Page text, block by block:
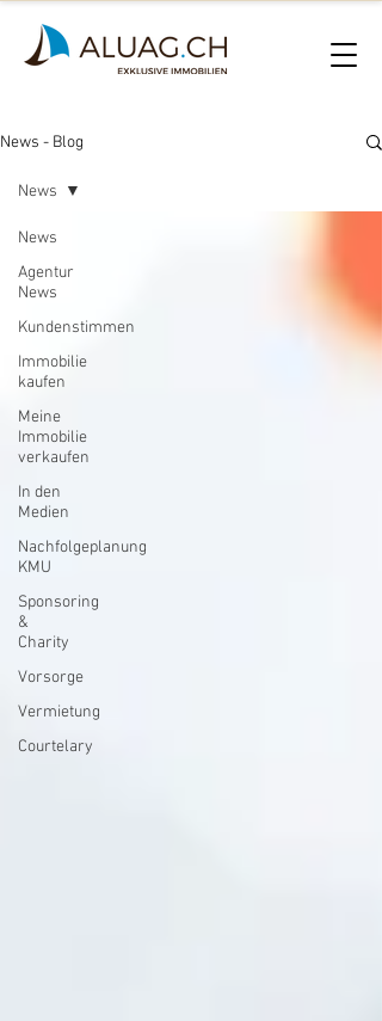
News - Blog
News
Agentur
News
Kundenstimmen
Immobilie
kaufen
Meine
Immobilie
verkaufen
In den
Medien
Nachfolgeplanung
KMU
Sponsoring
&
Charity
Vorsorge
Vermietung
Courtelary
News